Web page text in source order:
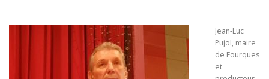
Jean-Luc
Pujol, maire
de Fourques
et